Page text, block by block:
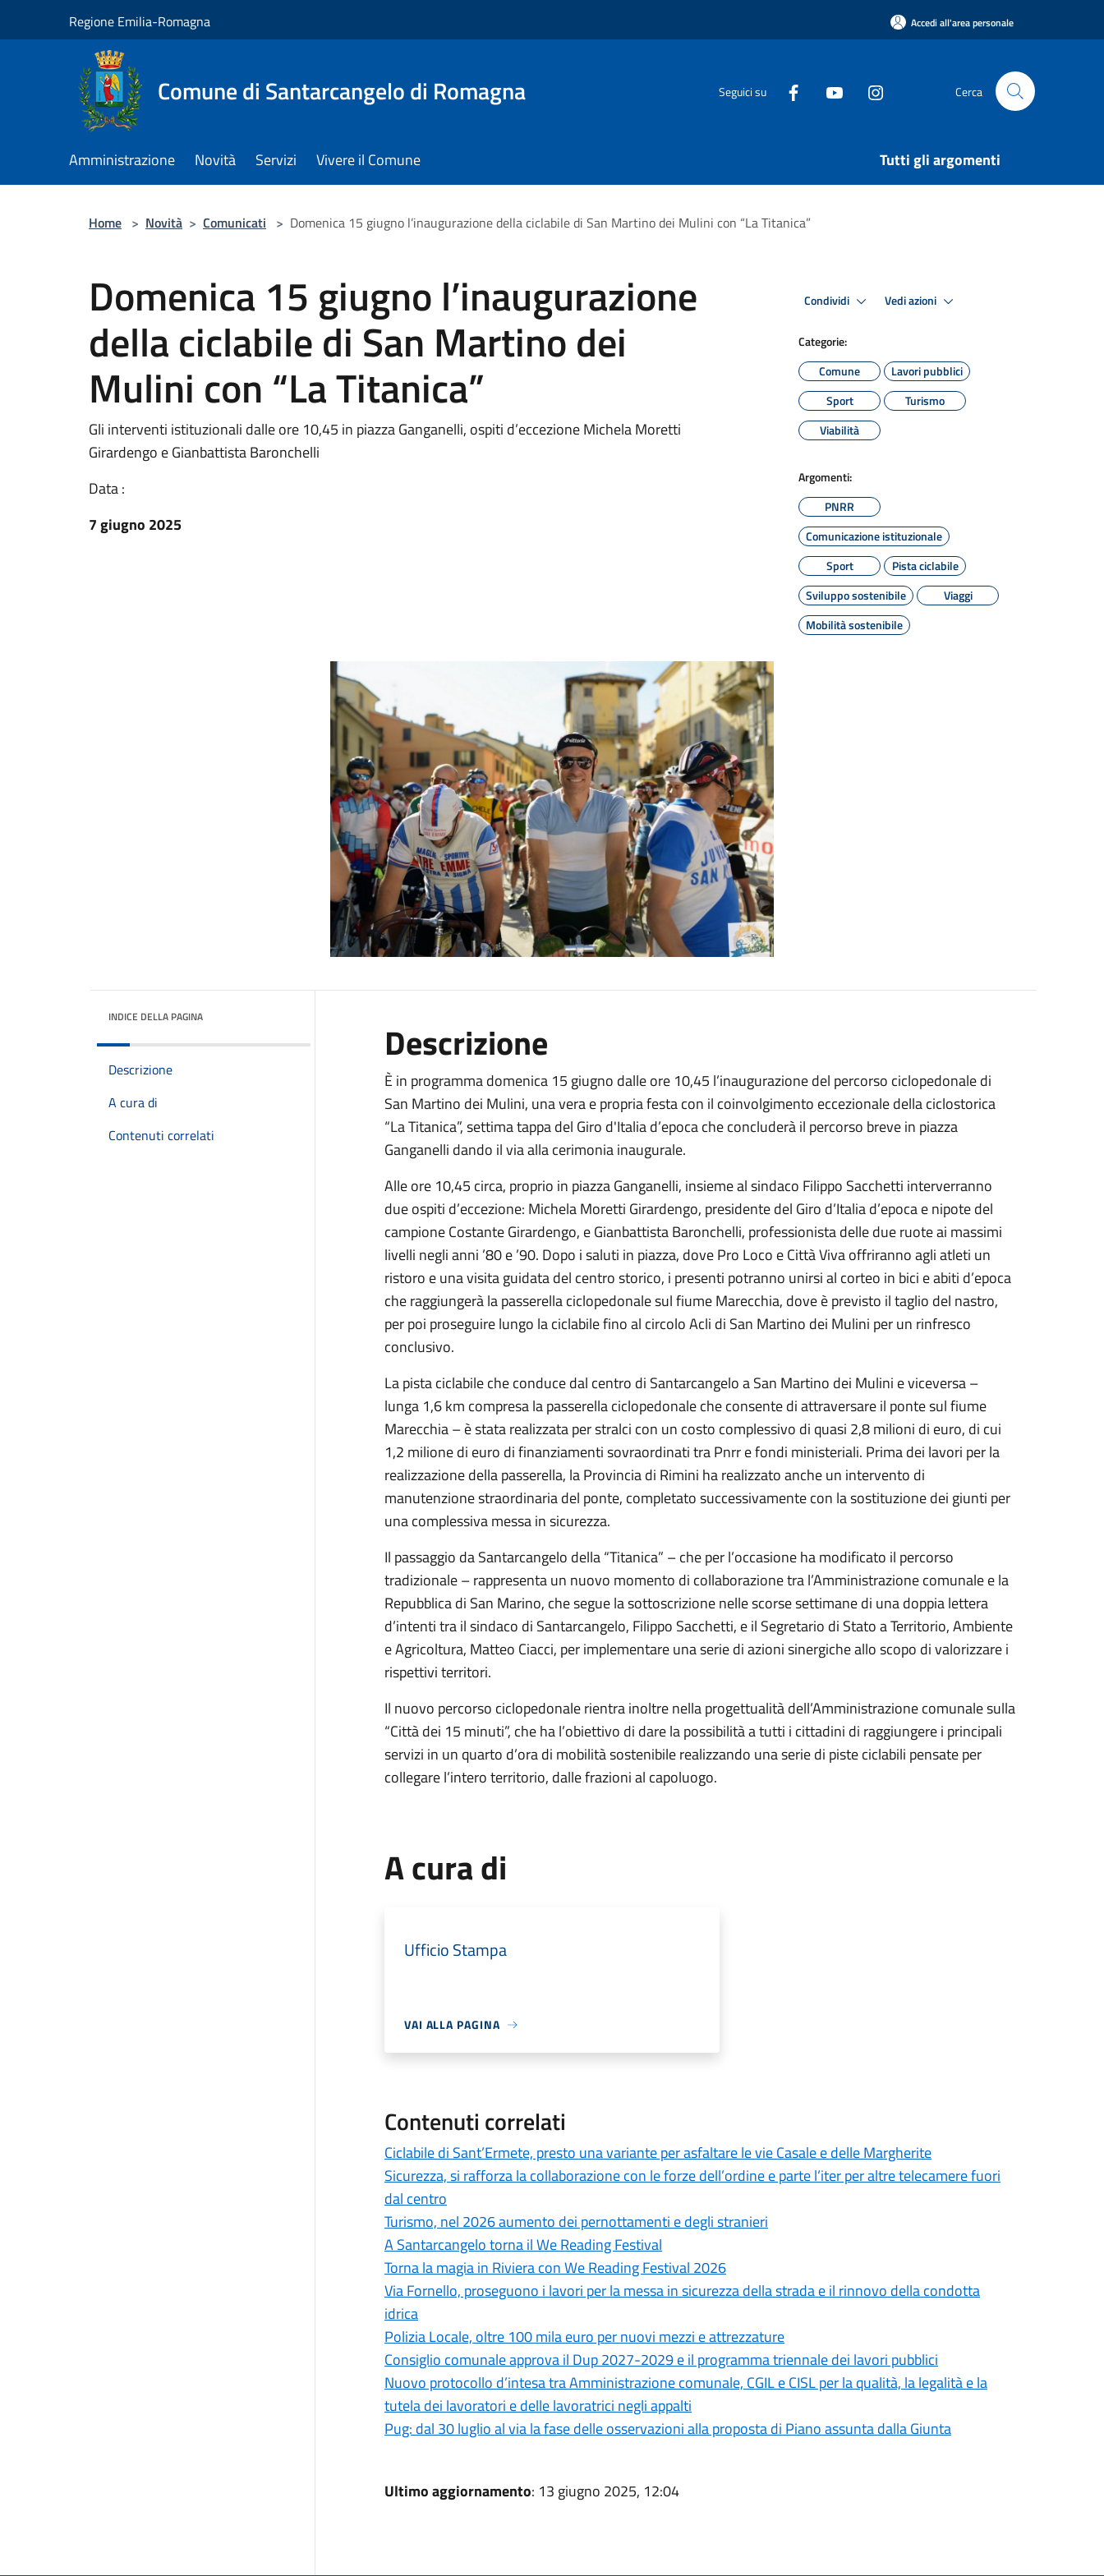
Regione Emilia-Romagna Accedi all'area personale
Comune di Santarcangelo di Romagna Seguici su Cerca
Amministrazione Novità Servizi Vivere il Comune Tutti gli argomenti
Home > Novità > Comunicati > Domenica 15 giugno l’inaugurazione della ciclabile di San Martino dei Mulini con “La Titanica”
Domenica 15 giugno l’inaugurazione
della ciclabile di San Martino dei
Mulini con “La Titanica”
Gli interventi istituzionali dalle ore 10,45 in piazza Ganganelli, ospiti d’eccezione Michela Moretti
Girardengo e Gianbattista Baronchelli
Data :
7 giugno 2025
Condividi Vedi azioni
Categorie:
Comune
Lavori pubblici
Sport
Turismo
Viabilità
Argomenti:
PNRR
Comunicazione istituzionale
Sport
Pista ciclabile
Sviluppo sostenibile
Viaggi
Mobilità sostenibile
INDICE DELLA PAGINA
Descrizione
A cura di
Contenuti correlati
Descrizione
È in programma domenica 15 giugno dalle ore 10,45 l’inaugurazione del percorso ciclopedonale di
San Martino dei Mulini, una vera e propria festa con il coinvolgimento eccezionale della ciclostorica
“La Titanica”, settima tappa del Giro d'Italia d’epoca che concluderà il percorso breve in piazza
Ganganelli dando il via alla cerimonia inaugurale.
Alle ore 10,45 circa, proprio in piazza Ganganelli, insieme al sindaco Filippo Sacchetti interverranno
due ospiti d’eccezione: Michela Moretti Girardengo, presidente del Giro d’Italia d’epoca e nipote del
campione Costante Girardengo, e Gianbattista Baronchelli, professionista delle due ruote ai massimi
livelli negli anni ’80 e ’90. Dopo i saluti in piazza, dove Pro Loco e Città Viva offriranno agli atleti un
ristoro e una visita guidata del centro storico, i presenti potranno unirsi al corteo in bici e abiti d’epoca
che raggiungerà la passerella ciclopedonale sul fiume Marecchia, dove è previsto il taglio del nastro,
per poi proseguire lungo la ciclabile fino al circolo Acli di San Martino dei Mulini per un rinfresco
conclusivo.
La pista ciclabile che conduce dal centro di Santarcangelo a San Martino dei Mulini e viceversa –
lunga 1,6 km compresa la passerella ciclopedonale che consente di attraversare il ponte sul fiume
Marecchia – è stata realizzata per stralci con un costo complessivo di quasi 2,8 milioni di euro, di cui
1,2 milione di euro di finanziamenti sovraordinati tra Pnrr e fondi ministeriali. Prima dei lavori per la
realizzazione della passerella, la Provincia di Rimini ha realizzato anche un intervento di
manutenzione straordinaria del ponte, completato successivamente con la sostituzione dei giunti per
una complessiva messa in sicurezza.
Il passaggio da Santarcangelo della “Titanica” – che per l’occasione ha modificato il percorso
tradizionale – rappresenta un nuovo momento di collaborazione tra l’Amministrazione comunale e la
Repubblica di San Marino, che segue la sottoscrizione nelle scorse settimane di una doppia lettera
d’intenti tra il sindaco di Santarcangelo, Filippo Sacchetti, e il Segretario di Stato a Territorio, Ambiente
e Agricoltura, Matteo Ciacci, per implementare una serie di azioni sinergiche allo scopo di valorizzare i
rispettivi territori.
Il nuovo percorso ciclopedonale rientra inoltre nella progettualità dell’Amministrazione comunale sulla
“Città dei 15 minuti”, che ha l’obiettivo di dare la possibilità a tutti i cittadini di raggiungere i principali
servizi in un quarto d’ora di mobilità sostenibile realizzando una serie di piste ciclabili pensate per
collegare l’intero territorio, dalle frazioni al capoluogo.
A cura di
Ufficio Stampa
VAI ALLA PAGINA
Contenuti correlati
Ciclabile di Sant’Ermete, presto una variante per asfaltare le vie Casale e delle Margherite
Sicurezza, si rafforza la collaborazione con le forze dell’ordine e parte l’iter per altre telecamere fuori
dal centro
Turismo, nel 2026 aumento dei pernottamenti e degli stranieri
A Santarcangelo torna il We Reading Festival
Torna la magia in Riviera con We Reading Festival 2026
Via Fornello, proseguono i lavori per la messa in sicurezza della strada e il rinnovo della condotta
idrica
Polizia Locale, oltre 100 mila euro per nuovi mezzi e attrezzature
Consiglio comunale approva il Dup 2027-2029 e il programma triennale dei lavori pubblici
Nuovo protocollo d’intesa tra Amministrazione comunale, CGIL e CISL per la qualità, la legalità e la
tutela dei lavoratori e delle lavoratrici negli appalti
Pug: dal 30 luglio al via la fase delle osservazioni alla proposta di Piano assunta dalla Giunta
Ultimo aggiornamento: 13 giugno 2025, 12:04